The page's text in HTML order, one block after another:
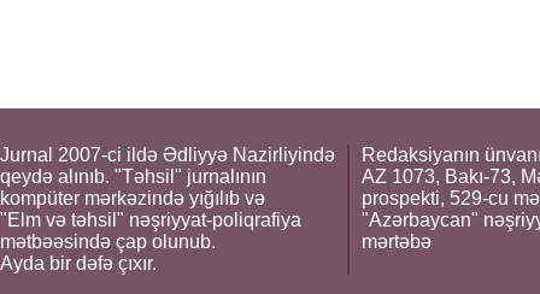
Jurnal 2007-ci ildə Ədliyyə Nazirliyində
qeydə alınıb. "Təhsil" jurnalının
kompüter mərkəzində yığılıb və
"Elm və təhsil" nəşriyyat-poliqrafiya
mətbəəsində çap olunub.
Ayda bir dəfə çıxır.
Redaksiyanın
AZ 1073, Bakı-73,
prospekti, 529-cu
"Azərbaycan"
mərtəbə